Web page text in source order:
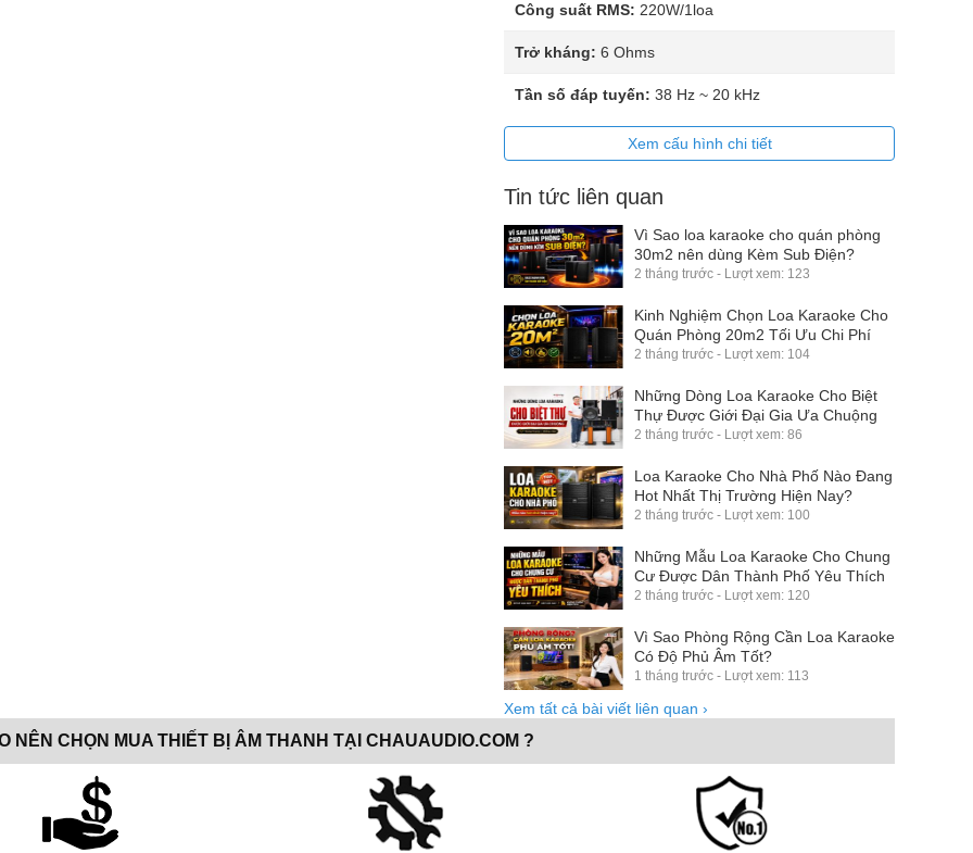
Công suất RMS: 220W/1loa
Trở kháng: 6 Ohms
Tần số đáp tuyến: 38 Hz ~ 20 kHz
Xem cấu hình chi tiết
Tin tức liên quan
Vì Sao loa karaoke cho quán phòng
30m2 nên dùng Kèm Sub Điện?
2 tháng trước - Lượt xem: 123
Kinh Nghiệm Chọn Loa Karaoke Cho
Quán Phòng 20m2 Tối Ưu Chi Phí
2 tháng trước - Lượt xem: 104
Những Dòng Loa Karaoke Cho Biệt
Thự Được Giới Đại Gia Ưa Chuộng
2 tháng trước - Lượt xem: 86
Loa Karaoke Cho Nhà Phố Nào Đang
Hot Nhất Thị Trường Hiện Nay?
2 tháng trước - Lượt xem: 100
Những Mẫu Loa Karaoke Cho Chung
Cư Được Dân Thành Phố Yêu Thích
2 tháng trước - Lượt xem: 120
Vì Sao Phòng Rộng Cần Loa Karaoke
Có Độ Phủ Âm Tốt?
1 tháng trước - Lượt xem: 113
Xem tất cả bài viết liên quan ›
NÊN CHỌN MUA THIẾT BỊ ÂM THANH TẠI CHAUAUDIO.COM ?